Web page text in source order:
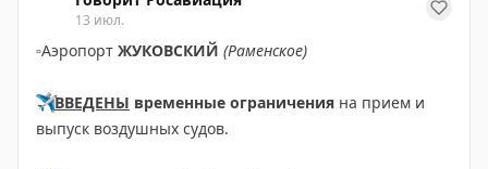
13 июл.
▫️Аэропорт ЖУКОВСКИЙ (Раменское)
✈️ВВЕДЕНЫ временные ограничения на прием и
выпуск воздушных судов.